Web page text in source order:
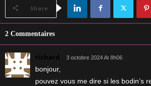
Share
2 Commentaires
richard 3 octobre 2024 At 8h06
bonjour,
pouvez vous me dire si les bodin’s